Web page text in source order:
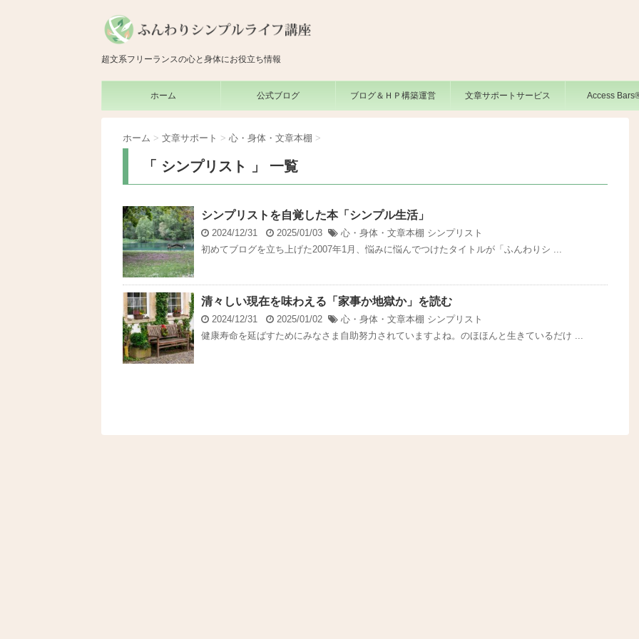
超文系フリーランスの心と身体にお役立ち情報
ホーム 公式ブログ ブログ＆ＨＰ構築運営 文章サポートサービス Access
ホーム > 文章サポート > 心・身体・文章本棚 >
「 シンプリスト 」 一覧
シンプリストを自覚した本「シンプル生活」
2024/12/31 2025/01/03 心・身体・文章本棚 シンプリスト
初めてブログを立ち上げた2007年1月、悩みに悩んでつけたタイトルが「ふんわりシ ...
清々しい現在を味わえる「家事か地獄か」を読む
2024/12/31 2025/01/02 心・身体・文章本棚 シンプリスト
健康寿命を延ばすためにみなさま自助努力されていますよね。のほほんと生きているだけ ...